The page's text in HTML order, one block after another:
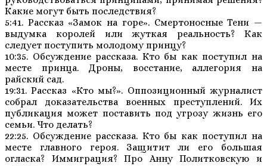
Какие могут быть последствия?
5:41. Рассказ «Замок на горе». Смертоносные Тени —
выдумка королей или жуткая реальность? Как
следует поступить молодому принцу?
10:35. Обсуждение рассказа. Кто бы как поступил на
месте принца. Дроны, восстание, аллегория на
райский сад.
19:31. Рассказ «Кто мы?». Оппозиционный журналист
собрал доказательства военных преступлений. Их
публикация может поставить под угрозу жизнь его
семьи. Что делать?
22:25. Обсуждение рассказа. Кто бы как поступил на
месте главного героя. Защитит ли его большая
огласка? Иммиграция? Про Анну Политковскую и